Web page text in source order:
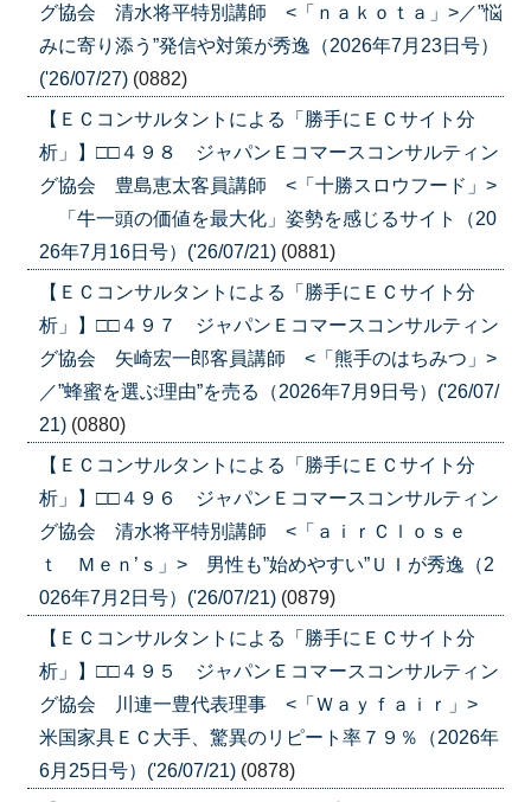
グ協会 清水将平特別講師 <「ｎａｋｏｔａ」>／”悩
みに寄り添う”発信や対策が秀逸（2026年7月23日号）
('26/07/27) (0882)
【ＥＣコンサルタントによる「勝手にＥＣサイト分
析」】□□４９８ ジャパンＥコマースコンサルティン
グ協会 豊島恵太客員講師 <「十勝スロウフード」>
「牛一頭の価値を最大化」姿勢を感じるサイト（20
26年7月16日号）('26/07/21) (0881)
【ＥＣコンサルタントによる「勝手にＥＣサイト分
析」】□□４９７ ジャパンＥコマースコンサルティン
グ協会 矢崎宏一郎客員講師 <「熊手のはちみつ」>
／”蜂蜜を選ぶ理由”を売る（2026年7月9日号）('26/07/
21) (0880)
【ＥＣコンサルタントによる「勝手にＥＣサイト分
析」】□□４９６ ジャパンＥコマースコンサルティン
グ協会 清水将平特別講師 <「ａｉｒＣｌｏｓｅ
ｔ Ｍｅｎ’ｓ」> 男性も”始めやすい”ＵＩが秀逸（2
026年7月2日号）('26/07/21) (0879)
【ＥＣコンサルタントによる「勝手にＥＣサイト分
析」】□□４９５ ジャパンＥコマースコンサルティン
グ協会 川連一豊代表理事 <「Ｗａｙｆａｉｒ」>
米国家具ＥＣ大手、驚異のリピート率７９％（2026年
6月25日号）('26/07/21) (0878)